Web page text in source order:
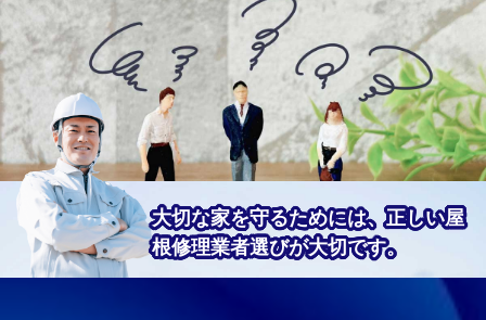
大切な家を守るためには、正しい屋
根修理業者選びが大切です。